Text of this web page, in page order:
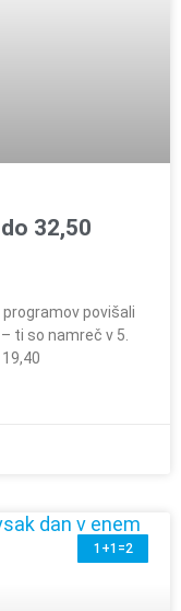
32,50
povišali
ti so namreč v 5.
1+1=2